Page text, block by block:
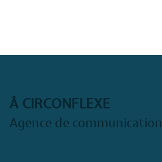
​Â CIRCONFLEXE
Agence de communication